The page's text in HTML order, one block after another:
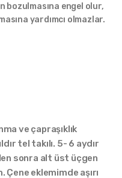
bozulmasına engel olur,
yardımcı olmazlar.
ve çapraşıklık
tel takılı. 5- 6 aydır
sonra alt üst üçgen
eklemimde aşırı